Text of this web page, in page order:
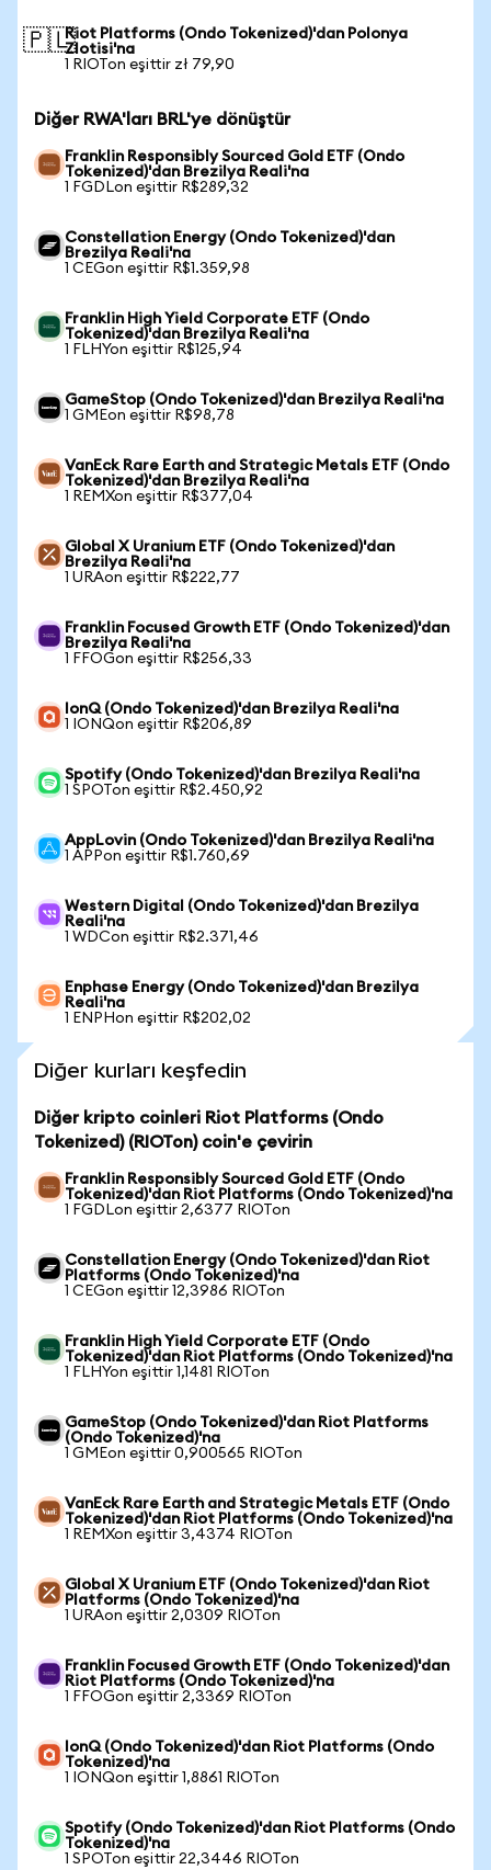
🇵🇱Riot Platforms (Ondo Tokenized)'dan Polonya
Zlotisi'na
1 RIOTon eşittir zł 79,90
Diğer RWA'ları BRL'ye dönüştür
Franklin Responsibly Sourced Gold ETF (Ondo
Tokenized)'dan Brezilya Reali'na
1 FGDLon eşittir R$289,32
Constellation Energy (Ondo Tokenized)'dan
Brezilya Reali'na
1 CEGon eşittir R$1.359,98
Franklin High Yield Corporate ETF (Ondo
Tokenized)'dan Brezilya Reali'na
1 FLHYon eşittir R$125,94
GameStop (Ondo Tokenized)'dan Brezilya Reali'na
1 GMEon eşittir R$98,78
VanEck Rare Earth and Strategic Metals ETF (Ondo
Tokenized)'dan Brezilya Reali'na
1 REMXon eşittir R$377,04
Global X Uranium ETF (Ondo Tokenized)'dan
Brezilya Reali'na
1 URAon eşittir R$222,77
Franklin Focused Growth ETF (Ondo Tokenized)'dan
Brezilya Reali'na
1 FFOGon eşittir R$256,33
IonQ (Ondo Tokenized)'dan Brezilya Reali'na
1 IONQon eşittir R$206,89
Spotify (Ondo Tokenized)'dan Brezilya Reali'na
1 SPOTon eşittir R$2.450,92
AppLovin (Ondo Tokenized)'dan Brezilya Reali'na
1 APPon eşittir R$1.760,69
Western Digital (Ondo Tokenized)'dan Brezilya
Reali'na
1 WDCon eşittir R$2.371,46
Enphase Energy (Ondo Tokenized)'dan Brezilya
Reali'na
1 ENPHon eşittir R$202,02
Diğer kurları keşfedin
Diğer kripto coinleri Riot Platforms (Ondo
Tokenized) (RIOTon) coin'e çevirin
Franklin Responsibly Sourced Gold ETF (Ondo
Tokenized)'dan Riot Platforms (Ondo Tokenized)'na
1 FGDLon eşittir 2,6377 RIOTon
Constellation Energy (Ondo Tokenized)'dan Riot
Platforms (Ondo Tokenized)'na
1 CEGon eşittir 12,3986 RIOTon
Franklin High Yield Corporate ETF (Ondo
Tokenized)'dan Riot Platforms (Ondo Tokenized)'na
1 FLHYon eşittir 1,1481 RIOTon
GameStop (Ondo Tokenized)'dan Riot Platforms
(Ondo Tokenized)'na
1 GMEon eşittir 0,900565 RIOTon
VanEck Rare Earth and Strategic Metals ETF (Ondo
Tokenized)'dan Riot Platforms (Ondo Tokenized)'na
1 REMXon eşittir 3,4374 RIOTon
Global X Uranium ETF (Ondo Tokenized)'dan Riot
Platforms (Ondo Tokenized)'na
1 URAon eşittir 2,0309 RIOTon
Franklin Focused Growth ETF (Ondo Tokenized)'dan
Riot Platforms (Ondo Tokenized)'na
1 FFOGon eşittir 2,3369 RIOTon
IonQ (Ondo Tokenized)'dan Riot Platforms (Ondo
Tokenized)'na
1 IONQon eşittir 1,8861 RIOTon
Spotify (Ondo Tokenized)'dan Riot Platforms (Ondo
Tokenized)'na
1 SPOTon eşittir 22,3446 RIOTon